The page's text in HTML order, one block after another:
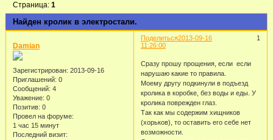
Найден кролик в электростали.
Страница:1
Поделиться 1
2013-09-16
11:26:00
Damian
Зарегистрирован: 2013-09-16
Приглашений: 0
Сообщений: 4
Уважение: 0
Позитив: 0
Провел на форуме:
1 час 15 минут
Последний визит:
Сразу прошу прощения, если если
нарушаю какие то правила.
Моему другу подкинули в подъезд
кролика в коробке, без воды и еды. У
кролика поврежден глаз.
Так как мы содержим хищников
(хорьков), то оставить его себе нет
возможности.